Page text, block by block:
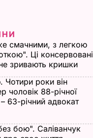
смачними, з легкою
Ці консервовані
зривають кришки
Чотири роки він
чоловік 88-річної
63-річний адвокат
бою". Саліванчук